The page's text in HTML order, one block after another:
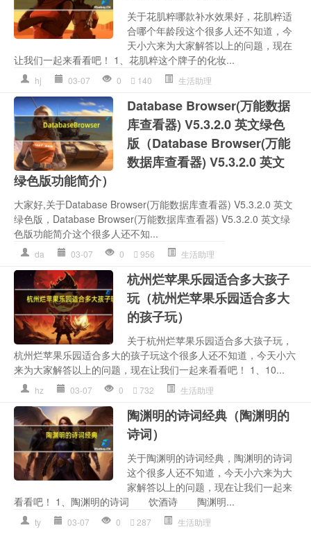
关于花肌粹哪款补水效果好，花肌粹适
合哪个年龄段这个很多人还不知道，今
天小六来为大家解答以上的问题，现在
让我们一起来看看吧！ 1、花肌粹这个牌子的化妆...
hj 03-07 0 140 生活助理
Database Browser(万能数据
库查看器) V5.3.2.0 英文绿色
版（Database Browser(万能
数据库查看器) V5.3.2.0 英文
绿色版功能简介）
大家好,关于Database Browser(万能数据库查看器) V5.3.2.0 英文
绿色版，Database Browser(万能数据库查看器) V5.3.2.0 英文绿
色版功能简介这个很多人还不知...
da 03-07 0 956 生活助理
杭州烂苹果乐园适合多大孩子
玩（杭州烂苹果乐园适合多大
的孩子玩）
关于杭州烂苹果乐园适合多大孩子玩，
杭州烂苹果乐园适合多大的孩子玩这个很多人还不知道，今天小六
来为大家解答以上的问题，现在让我们一起来看看吧！ 1、10...
hz 03-07 0 732 生活助理
陶渊明的诗词经典（陶渊明的
诗词）
关于陶渊明的诗词经典，陶渊明的诗词
这个很多人还不知道，今天小六来为大
家解答以上的问题，现在让我们一起来
看看吧！ 1、陶渊明的诗词 饮酒诗 陶渊明...
ty 03-07 0 287 生活助理